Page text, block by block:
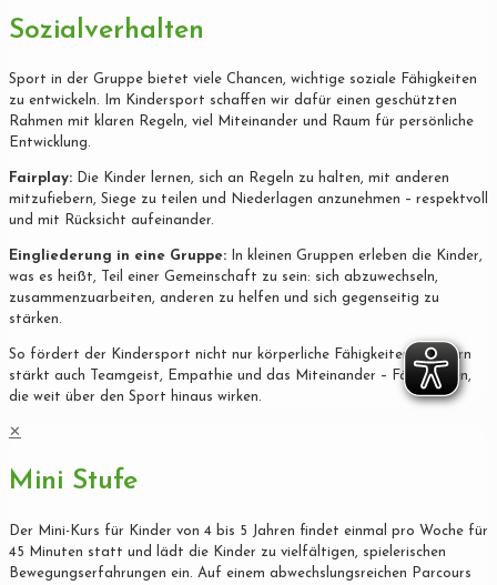
Sozialverhalten
Sport in der Gruppe bietet viele Chancen, wichtige soziale Fähigkeiten
zu entwickeln. Im Kindersport schaffen wir dafür einen geschützten
Rahmen mit klaren Regeln, viel Miteinander und Raum für persönliche
Entwicklung.
Fairplay: Die Kinder lernen, sich an Regeln zu halten, mit anderen
mitzufiebern, Siege zu teilen und Niederlagen anzunehmen – respektvoll
und mit Rücksicht aufeinander.
Eingliederung in eine Gruppe: In kleinen Gruppen erleben die Kinder,
was es heißt, Teil einer Gemeinschaft zu sein: sich abzuwechseln,
zusammenzuarbeiten, anderen zu helfen und sich gegenseitig zu
stärken.
So fördert der Kindersport nicht nur körperliche Fähigkeiten, sondern
stärkt auch Teamgeist, Empathie und das Miteinander – Fähigkeiten,
die weit über den Sport hinaus wirken.
✕
Mini Stufe
Der Mini-Kurs für Kinder von 4 bis 5 Jahren findet einmal pro Woche für
45 Minuten statt und lädt die Kinder zu vielfältigen, spielerischen
Bewegungserfahrungen ein. Auf einem abwechslungsreichen Parcours